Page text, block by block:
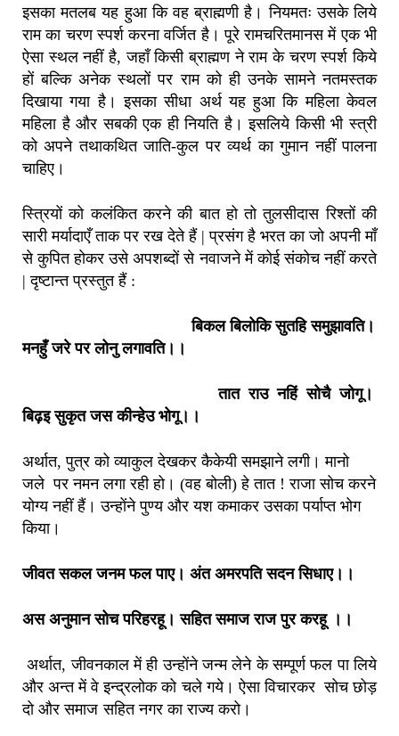
इसका मतलब यह हुआ कि वह ब्राह्मणी है। नियमतः उसके लिये
राम का चरण स्पर्श करना वर्जित है। पूरे रामचरितमानस में एक भी
ऐसा स्थल नहीं है, जहाँ किसी ब्राह्मण ने राम के चरण स्पर्श किये
हों बल्कि अनेक स्थलों पर राम को ही उनके सामने नतमस्तक
दिखाया गया है। इसका सीधा अर्थ यह हुआ कि महिला केवल
महिला है और सबकी एक ही नियति है। इसलिये किसी भी स्त्री
को अपने तथाकथित जाति-कुल पर व्यर्थ का गुमान नहीं पालना
चाहिए।
स्त्रियों को कलंकित करने की बात हो तो तुलसीदास रिश्तों की
सारी मर्यादाएँ ताक पर रख देते हैं | प्रसंग है भरत का जो अपनी माँ
से कुपित होकर उसे अपशब्दों से नवाजने में कोई संकोच नहीं करते
| दृष्टान्त प्रस्तुत हैं :
बिकल बिलोकि सुतहि समुझावति।
मनहुँ जरे पर लोनु लगावति।।
तात राउ नहिं सोचै जोगू।
बिढ़इ सुकृत जस कीन्हेउ भोगू।।
अर्थात, पुत्र को व्याकुल देखकर कैकेयी समझाने लगी। मानो
जले पर नमन लगा रही हो। (वह बोली) हे तात ! राजा सोच करने
योग्य नहीं हैं। उन्होंने पुण्य और यश कमाकर उसका पर्याप्त भोग
किया।
जीवत सकल जनम फल पाए। अंत अमरपति सदन सिधाए।।
अस अनुमान सोच परिहरहू। सहित समाज राज पुर करहू ।।
अर्थात, जीवनकाल में ही उन्होंने जन्म लेने के सम्पूर्ण फल पा लिये
और अन्त में वे इन्द्रलोक को चले गये। ऐसा विचारकर सोच छोड़
दो और समाज सहित नगर का राज्य करो।